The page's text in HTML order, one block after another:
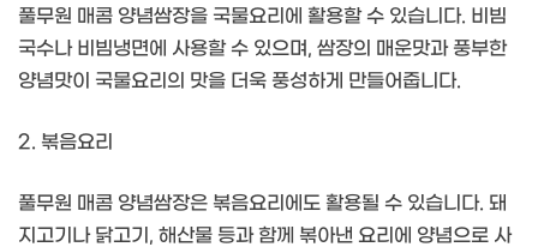
풀무원 매콤 양념쌈장을 국물요리에 활용할 수 있습니다. 비빔
국수나 비빔냉면에 사용할 수 있으며, 쌈장의 매운맛과 풍부한
양념맛이 국물요리의 맛을 더욱 풍성하게 만들어줍니다.
2. 볶음요리
풀무원 매콤 양념쌈장은 볶음요리에도 활용될 수 있습니다. 돼
지고기나 닭고기, 해산물 등과 함께 볶아낸 요리에 양념으로 사